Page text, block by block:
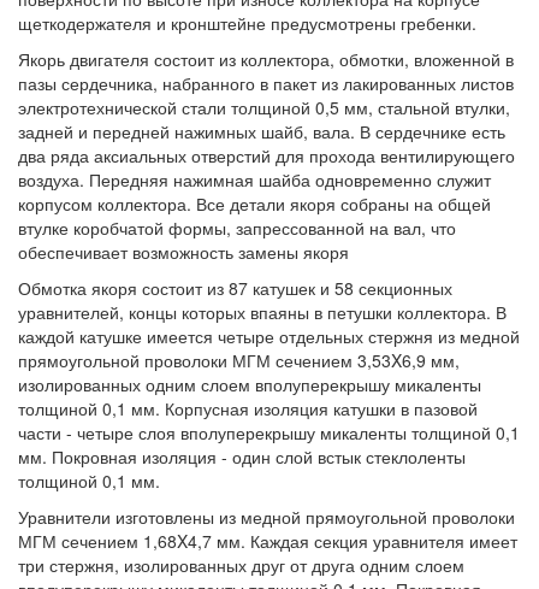
щеткодержателя и кронштейне предусмотрены гребенки.
Якорь двигателя состоит из коллектора, обмотки, вложенной в
пазы сердечника, набранного в пакет из лакированных листов
электротехнической стали толщиной 0,5 мм, стальной втулки,
задней и передней нажимных шайб, вала. В сердечнике есть
два ряда аксиальных отверстий для прохода вентилирующего
воздуха. Передняя нажимная шайба одновременно служит
корпусом коллектора. Все детали якоря собраны на общей
втулке коробчатой формы, запрессованной на вал, что
обеспечивает возможность замены якоря
Обмотка якоря состоит из 87 катушек и 58 секционных
уравнителей, концы которых впаяны в петушки коллектора. В
каждой катушке имеется четыре отдельных стержня из медной
прямоугольной проволоки МГМ сечением 3,53X6,9 мм,
изолированных одним слоем вполуперекрышу микаленты
толщиной 0,1 мм. Корпусная изоляция катушки в пазовой
части - четыре слоя вполуперекрышу микаленты толщиной 0,1
мм. Покровная изоляция - один слой встык стеклоленты
толщиной 0,1 мм.
Уравнители изготовлены из медной прямоугольной проволоки
МГМ сечением 1,68X4,7 мм. Каждая секция уравнителя имеет
три стержня, изолированных друг от друга одним слоем